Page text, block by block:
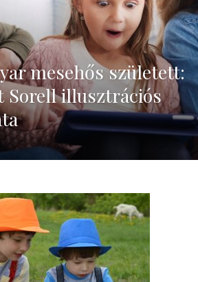
mesehős született:
Sorell illusztrációs